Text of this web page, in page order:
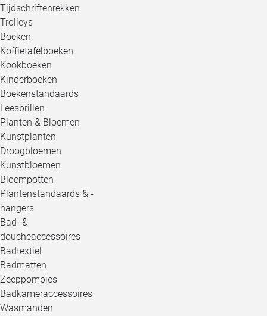
Tijdschriftenrekken
Trolleys
Boeken
Koffietafelboeken
Kookboeken
Kinderboeken
Boekenstandaards
Leesbrillen
Planten & Bloemen
Kunstplanten
Droogbloemen
Kunstbloemen
Bloempotten
Plantenstandaards & -
hangers
Bad- &
doucheaccessoires
Badtextiel
Badmatten
Zeeppompjes
Badkameraccessoires
Wasmanden